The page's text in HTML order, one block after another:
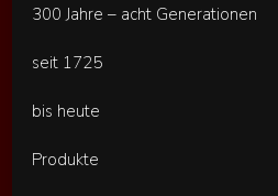
300 Jahre – acht Generationen
seit 1725
bis heute
Produkte